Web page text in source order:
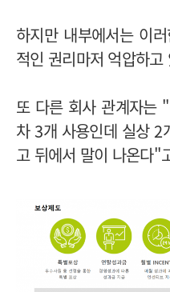
하지만 내부에서는 이
적인 권리마저 억압하고
또 다른 회사 관계자는
차 3개 사용인데 실상 2
고 뒤에서 말이 나온다"